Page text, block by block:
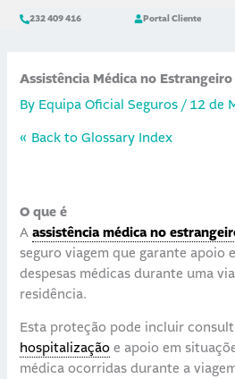
content
232 409 416 Portal Cliente
Assistência Médica no Estrangeiro
By Equipa Oficial Seguros/ 12 de
« Back to Glossary Index
O que é
Aassistência médica no
seguro viagem que garante apoio
despesas médicas durante uma
residência.
Esta proteção pode incluir
hospitalização e apoio em
médica ocorridas durante a